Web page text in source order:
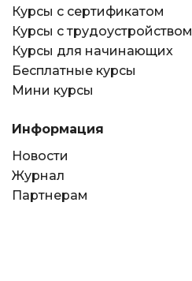
Курсы с сертификатом
Курсы с трудоустройством
Курсы для начинающих
Бесплатные курсы
Мини курсы
Информация
Новости
Журнал
Партнерам